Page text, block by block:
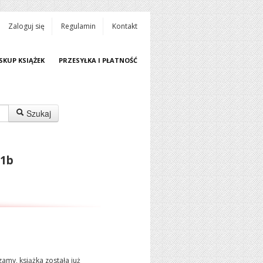
Zaloguj się Regulamin Kontakt
KSIĄŻEK PRZESYŁKA I PŁATNOŚĆ
Szukaj
książka została już